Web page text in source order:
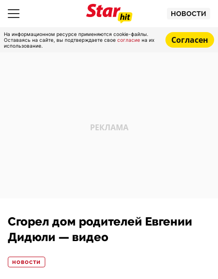
НОВОСТИ
На информационном ресурсе применяются cookie-файлы.
Оставаясь на сайте, вы подтверждаете свое согласие на их
использование.
Согласен
Сгорел дом родителей Евгении
Дидюли — видео
НОВОСТИ